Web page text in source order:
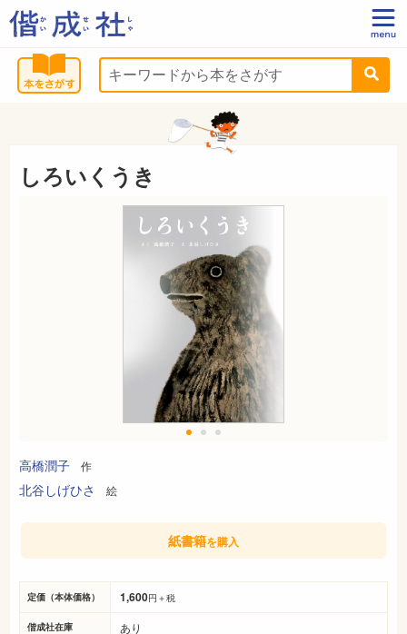
しろいくうき
高橋潤子 作
北谷しげひさ 絵
定価（本体価格） 1,600円＋税
偕成社在庫 あり
紙書籍を購入